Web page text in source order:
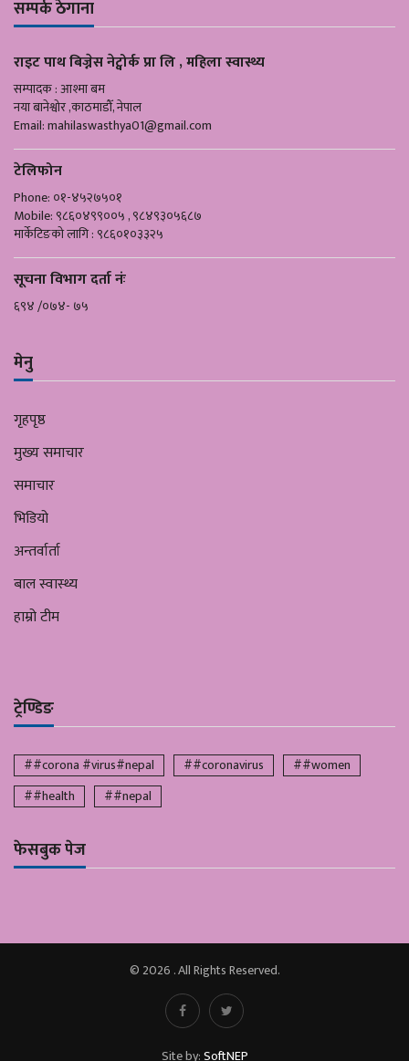
सम्पर्क ठेगाना
राइट पाथ बिज्नेस नेट्वोर्क प्रा लि , महिला स्वास्थ्य
सम्पादक : आश्मा बम
नया बानेश्वोर ,काठमाडौँ, नेपाल
Email:mahilaswasthya01@gmail.com
टेलिफोन
Phone: ०१-४५२७५०१
Mobile: ९८६०४९९००५ , ९८४९३०५६८७
मार्केटिङको लागि : ९८६०१०३३२५
सूचना विभाग दर्ता नंः
६९४ /०७४- ७५
मेनु
गृहपृष्ठ
मुख्य समाचार
समाचार
भिडियो
अन्तर्वार्ता
बाल स्वास्थ्य
हाम्रो टीम
ट्रेण्डिङ
##corona #virus#nepal ##coronavirus
##women
##health
##nepal
फेसबुक पेज
© 2026 . All Rights Reserved.
Site by:SoftNEP